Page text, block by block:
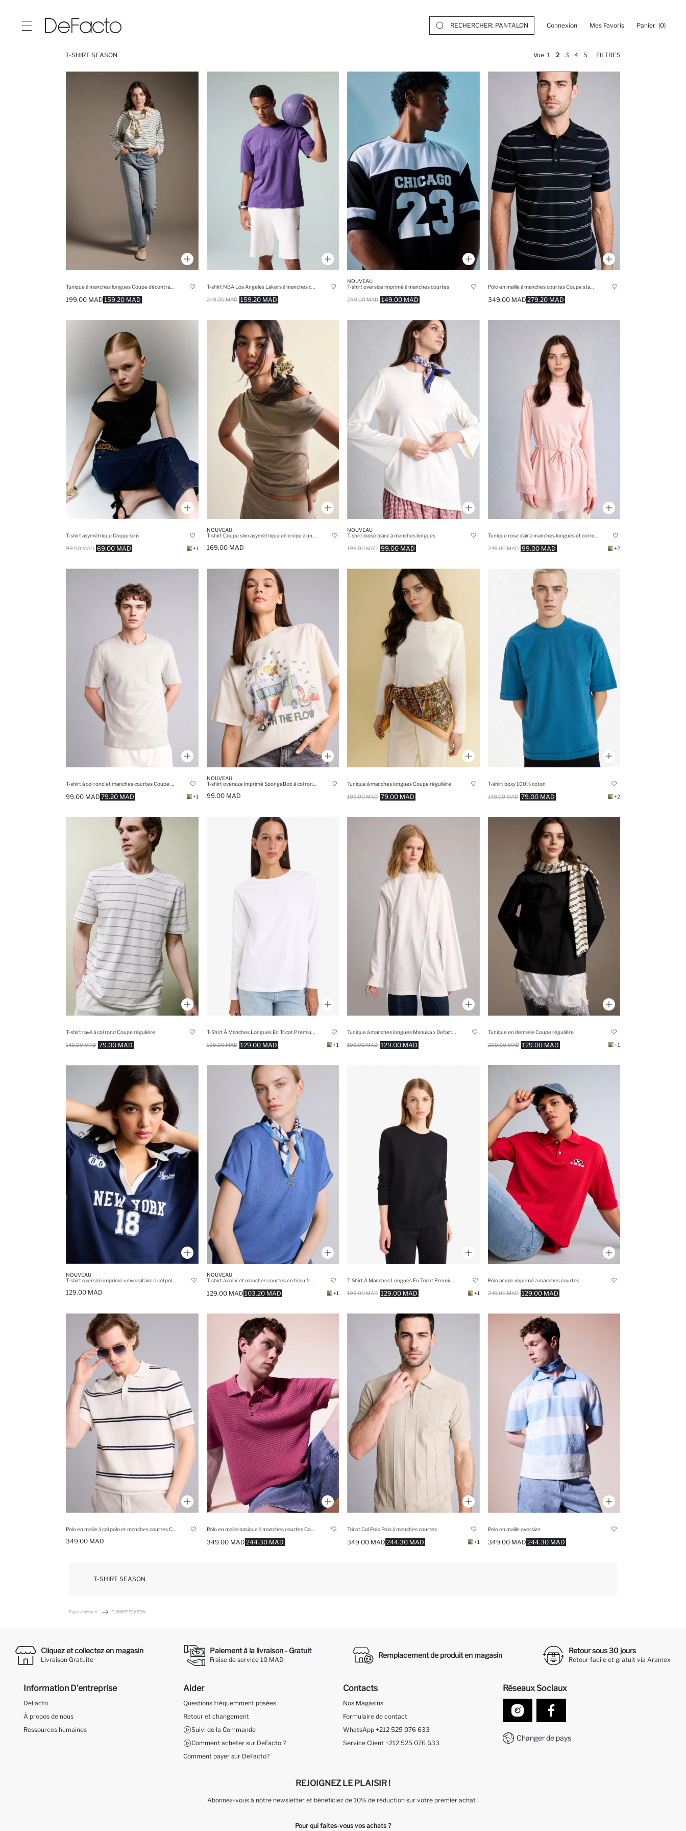
Connexion Mes Favoris Panier (0)
T-SHIRT SEASON Vue 1 2 3 4 5 FILTRES
159.20 MAD
199.00 MAD
T-shirt NBA Los Angeles Lakers à manches courtes
159.20 MAD
249.00 MAD
NOUVEAU
T-shirt oversize imprimé à manches courtes
149.00 MAD
299.00 MAD
Polo en maille à manches courtes Coupe standard
279.20 MAD
349.00 MAD
T-shirt asymétrique Coupe slim
69.00 MAD
99.00 MAD +1
NOUVEAU
T-shirt Coupe slim asymétrique en crêpe à une épaule et manches courtes
169.00 MAD
NOUVEAU
T-shirt loose blanc à manches longues
99.00 MAD
199.00 MAD
Tunique rose clair à manches longues et col rond Coupe régulière
99.00 MAD
249.00 MAD +2
79.20 MAD
99.00 MAD +1
NOUVEAU
T-shirt oversize imprimé SpongeBob à col rond et manches courtes
99.00 MAD
Tunique à manches longues Coupe régulière
79.00 MAD
199.00 MAD
T-shirt boxy 100% coton
79.00 MAD
149.00 MAD +2
T-shirt rayé à col rond Coupe régulière
79.00 MAD
149.00 MAD 129.00 MAD
199.00 MAD +1 129.00 MAD
199.00 MAD
Tunique en dentelle Coupe régulière
129.00 MAD
269.00 MAD +1
NOUVEAU
129.00 MAD
NOUVEAU
T-shirt à col V et manches courtes en tissu froissé
103.20 MAD
129.00 MAD +1 129.00 MAD
199.00 MAD +1
Polo ample imprimé à manches courtes
129.00 MAD
249.00 MAD
349.00 MAD
Polo en maille basique à manches courtes Coupe relax
244.30 MAD
349.00 MAD
Tricot Col Polo Polo à manches courtes
244.30 MAD
349.00 MAD +1
Polo en maille oversize
244.30 MAD
349.00 MAD
T-SHIRT SEASON
Page d'accueil T-SHIRT SEASON
Cliquez et collectez en magasin
Livraison Gratuite
Paiement à la livraison - Gratuit
Fraise de service 10 MAD
Remplacement de produit en magasin
Retour sous 30 jours
Retour facile et gratuit via Aramex
Information D'entreprise
DeFacto
À propos de nous
Ressources humaines
Aider
Questions fréquemment posées
Retour et changement
Suivi de la Commande
Comment acheter sur DeFacto ?
Comment payer sur DeFacto?
Contacts
Nos Magasins
Formulaire de contact
WhatsApp +212 525 076 633
Service Client +212 525 076 633
Réseaux Sociaux
Changer de pays
REJOIGNEZ LE PLAISIR !
Abonnez-vous à notre newsletter et bénéficiez de 10% de réduction sur votre premier achat !
Pour qui faites-vous vos achats ?